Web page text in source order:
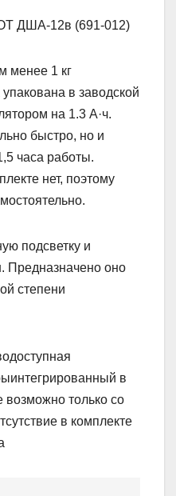
ДША-12в (691-012)
менее 1 кг
в заводской
на 1.3 А·ч.
быстро, но и
часа работы.
нет, поэтому
подсветку и
Предназначено оно
степени
в
возможно только со
в комплекте